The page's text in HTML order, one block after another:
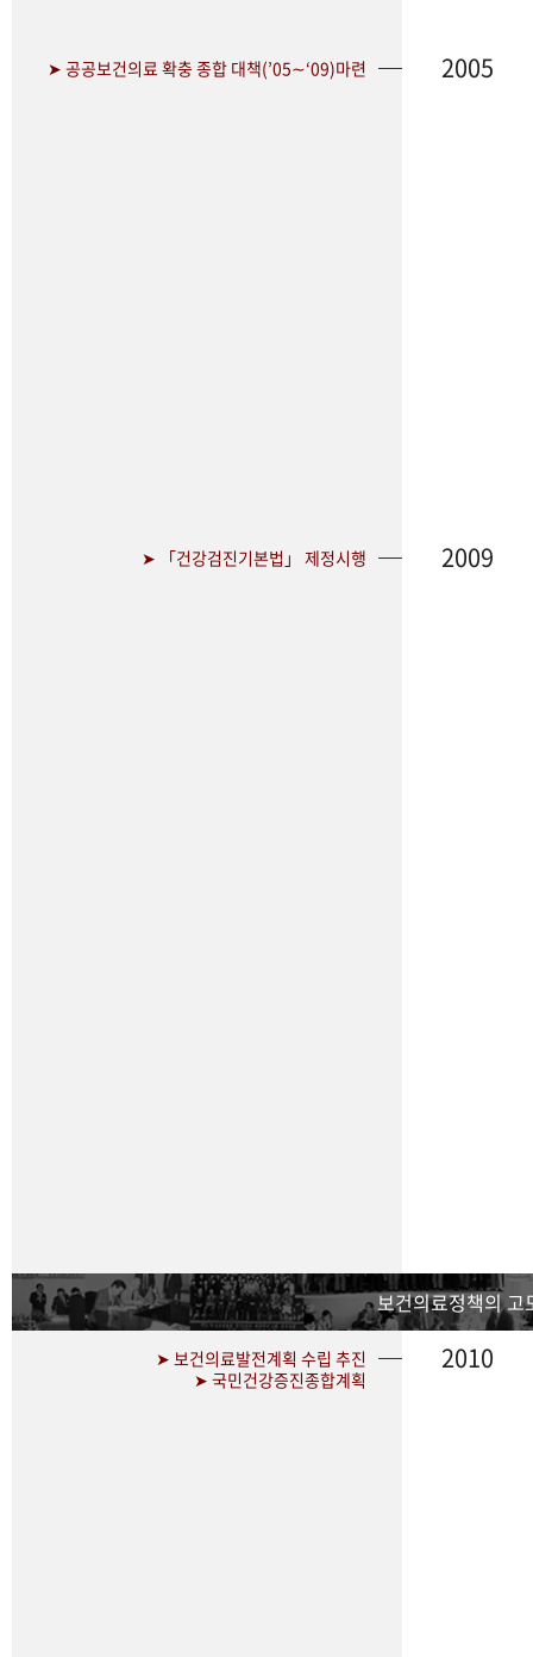
➤ 공공보건의료 확충 종합 대책(’05∼‘09)마련 2005
➤ 「건강검진기본법」 제정시행 2009
보건의료정책의 고
➤ 보건의료발전계획 수립 추진
➤ 국민건강증진종합계획
2010